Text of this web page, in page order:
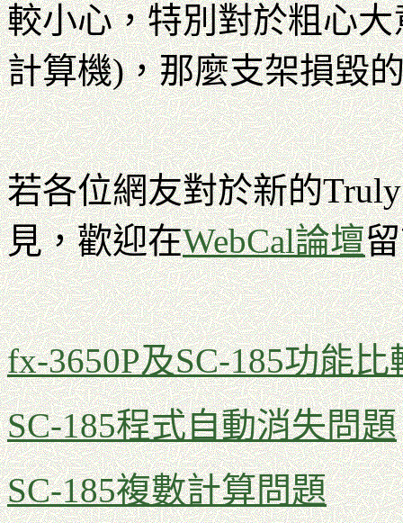
較小心，特別對於粗心
計算機)，那麼支架損毀
若各位網友對於新的
見，歡迎在WebCal論壇
fx-3650P及SC-185功能比
SC-185程式自動消失問題
SC-185複數計算問題